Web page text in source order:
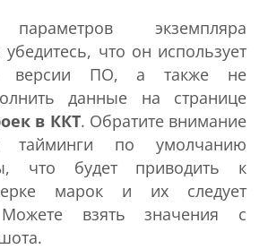
экземпляра
что он использует
версии ПО, а также не
данные на странице
в ККТ. Обратите внимание
по умолчанию
что будет приводить к
марок и их следует
взять значения с